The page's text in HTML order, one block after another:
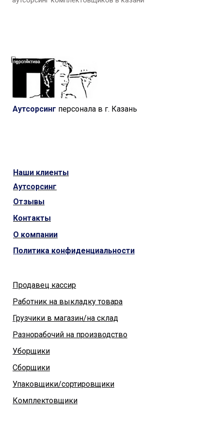
Политика конфиденциальности
Комплектовщики
Упаковщики/сортировщики
Сборщики
Уборщики
Разнорабочий на производство
Грузчики в магазин/на склад
Работник на выкладку товара
Продавец кассир
О компании
Контакты
Отзывы
Аутсорсинг
Наши клиенты
Аутсорсинг персонала в г. Казань